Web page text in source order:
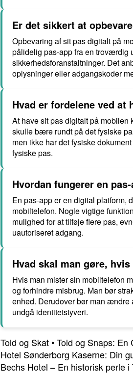
Er det sikkert at
Opbevaring af sit pas digitalt på
pålidelig pas-app fra en troværdig
sikkerhedsforanstaltninger. Det
oplysninger eller adgangskoder
Hvad er fordelene ved
At have sit pas digitalt på
skulle bære rundt på det fysiske
men ikke har det fysiske
fysiske pas.
Hvordan fungerer en
En pas-app er en digital platform,
mobiltelefon. Nogle vigtige
mulighed for at tilføje flere pas,
uautoriseret adgang.
Hvad skal man gøre,
Hvis man mister sin mobiltelefon
og forhindre misbrug. Man bør
enhed. Derudover bør man
undgå identitetstyveri.
Told og Skat •Told og Snaps: En
Hotel Sønderborg Kaserne: Din
Bechs Hotel – En historisk perle i